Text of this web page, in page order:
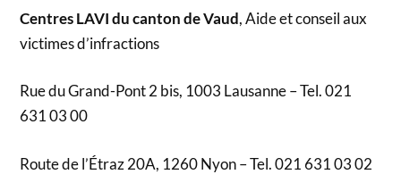
Centres LAVI du canton de Vaud, Aide et conseil aux
victimes d’infractions
Rue du Grand-Pont 2 bis, 1003 Lausanne – Tel. 021
631 03 00
Route de l’Étraz 20A, 1260 Nyon – Tel. 021 631 03 02